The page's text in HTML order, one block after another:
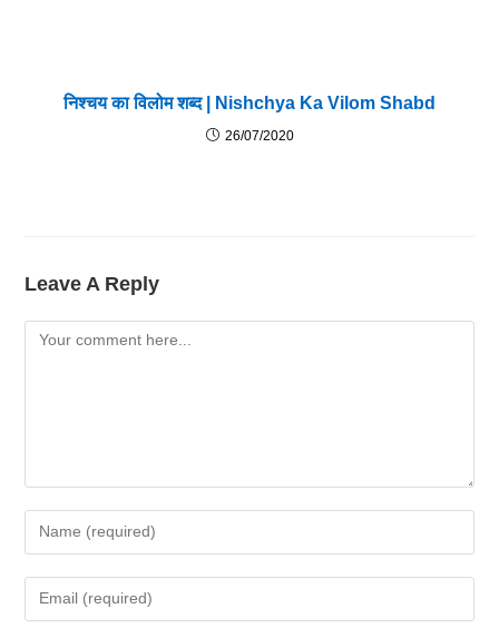
निश्चय का विलोम शब्द | Nishchya Ka Vilom Shabd
26/07/2020
Leave A Reply
Comment
Enter
Your
Name
Or
Enter
Your